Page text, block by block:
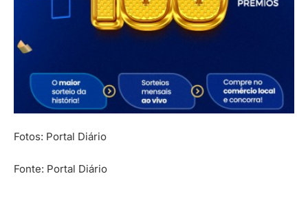
Fotos: Portal Diário
Fonte: Portal Diário